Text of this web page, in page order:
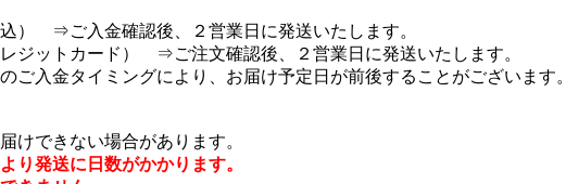
） ⇒ご入金確認後、２営業日に発送いたします。
レジットカード） ⇒ご注文確認後、２営業日に発送いたします。
ご入金タイミングにより、お届け予定日が前後することがございます。
けできない場合があります。
り発送に日数がかかります。